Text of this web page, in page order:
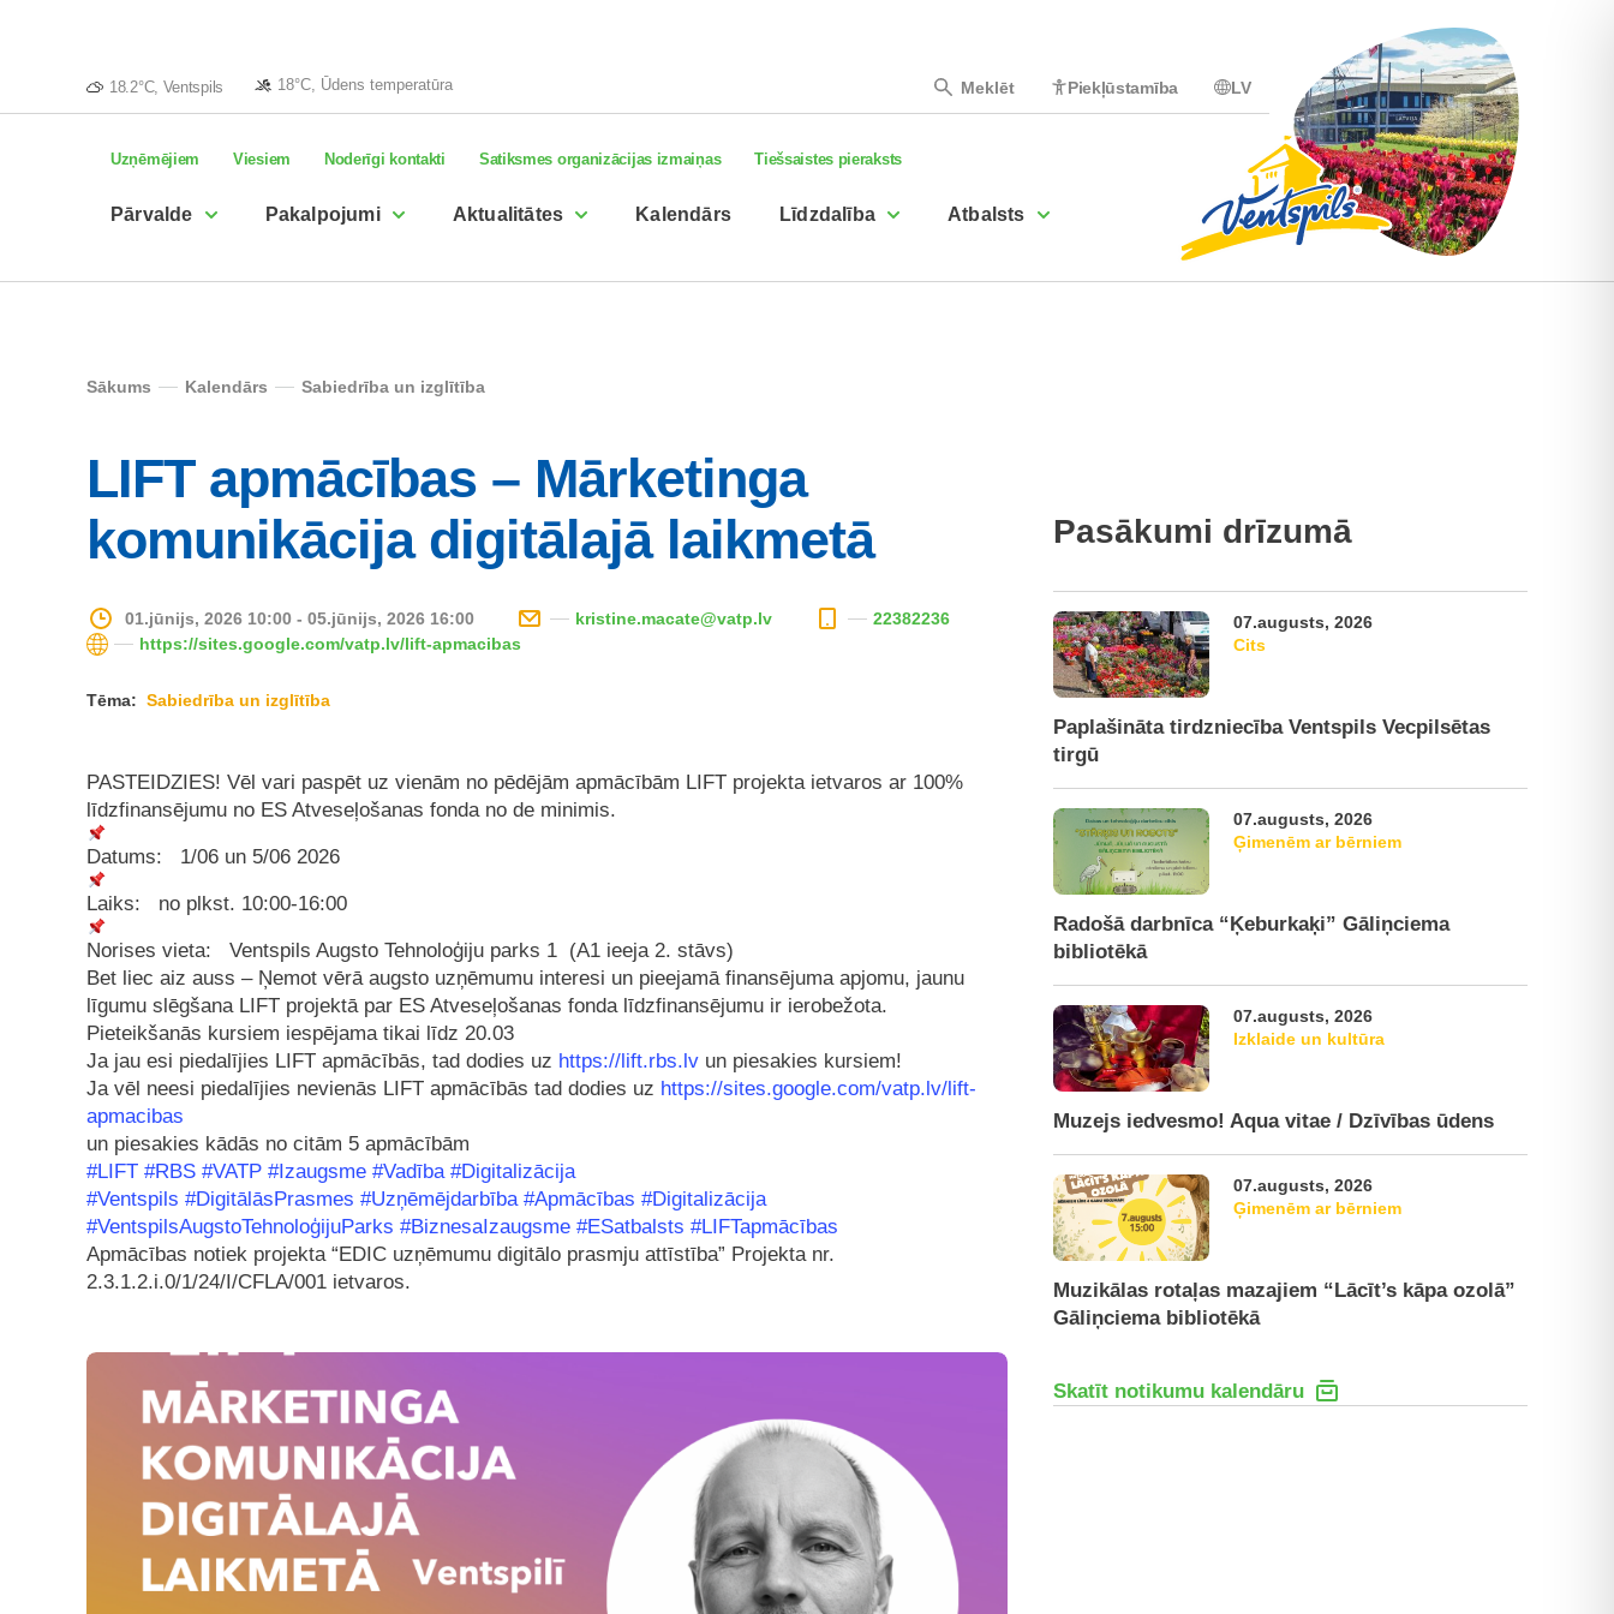
18.2°C, Ventspils 18°C, Ūdens temperatūra Meklēt Piekļūstamība LV
Uzņēmējiem Viesiem Noderīgi kontakti Satiksmes organizācijas izmaiņas Tiešsaistes pieraksts
Pārvalde Pakalpojumi Aktualitātes Kalendārs Līdzdalība Atbalsts
Sākums Kalendārs Sabiedrība un izglītība
LIFT apmācības – Mārketinga
komunikācija digitālajā laikmetā
01.jūnijs, 2026 10:00 - 05.jūnijs, 2026 16:00 kristine.macate@vatp.lv
22382236
https://sites.google.com/vatp.lv/lift-apmacibas
Tēma: Sabiedrība un izglītība
PASTEIDZIES! Vēl vari paspēt uz vienām no pēdējām apmācībām LIFT projekta ietvaros ar 100%
līdzfinansējumu no ES Atveseļošanas fonda no de minimis.
Datums: 1/06 un 5/06 2026
Laiks: no plkst. 10:00-16:00
Norises vieta: Ventspils Augsto Tehnoloģiju parks 1 (A1 ieeja 2. stāvs)
Bet liec aiz auss – Ņemot vērā augsto uzņēmumu interesi un pieejamā finansējuma apjomu, jaunu
līgumu slēgšana LIFT projektā par ES Atveseļošanas fonda līdzfinansējumu ir ierobežota.
Pieteikšanās kursiem iespējama tikai līdz 20.03
Ja jau esi piedalījies LIFT apmācībās, tad dodies uz https://lift.rbs.lv un piesakies kursiem!
Ja vēl neesi piedalījies nevienās LIFT apmācībās tad dodies uz https://sites.google.com/vatp.lv/lift-
apmacibas
un piesakies kādās no citām 5 apmācībām
#LIFT #RBS #VATP #Izaugsme #Vadība #Digitalizācija
#Ventspils #DigitālāsPrasmes #Uzņēmējdarbība #Apmācības #Digitalizācija
#VentspilsAugstoTehnoloģijuParks #BiznesaIzaugsme #ESatbalsts #LIFTapmācības
Apmācības notiek projekta “EDIC uzņēmumu digitālo prasmju attīstība” Projekta nr.
2.3.1.2.i.0/1/24/I/CFLA/001 ietvaros.
Pasākumi drīzumā
07.augusts, 2026
Cits
Paplašināta tirdzniecība Ventspils Vecpilsētas
tirgū
07.augusts, 2026
Ģimenēm ar bērniem
Radošā darbnīca “Ķeburkaķi” Gāliņciema
bibliotēkā
07.augusts, 2026
Izklaide un kultūra
Muzejs iedvesmo! Aqua vitae / Dzīvības ūdens
07.augusts, 2026
Ģimenēm ar bērniem
Muzikālas rotaļas mazajiem “Lācīt’s kāpa ozolā”
Gāliņciema bibliotēkā
Skatīt notikumu kalendāru